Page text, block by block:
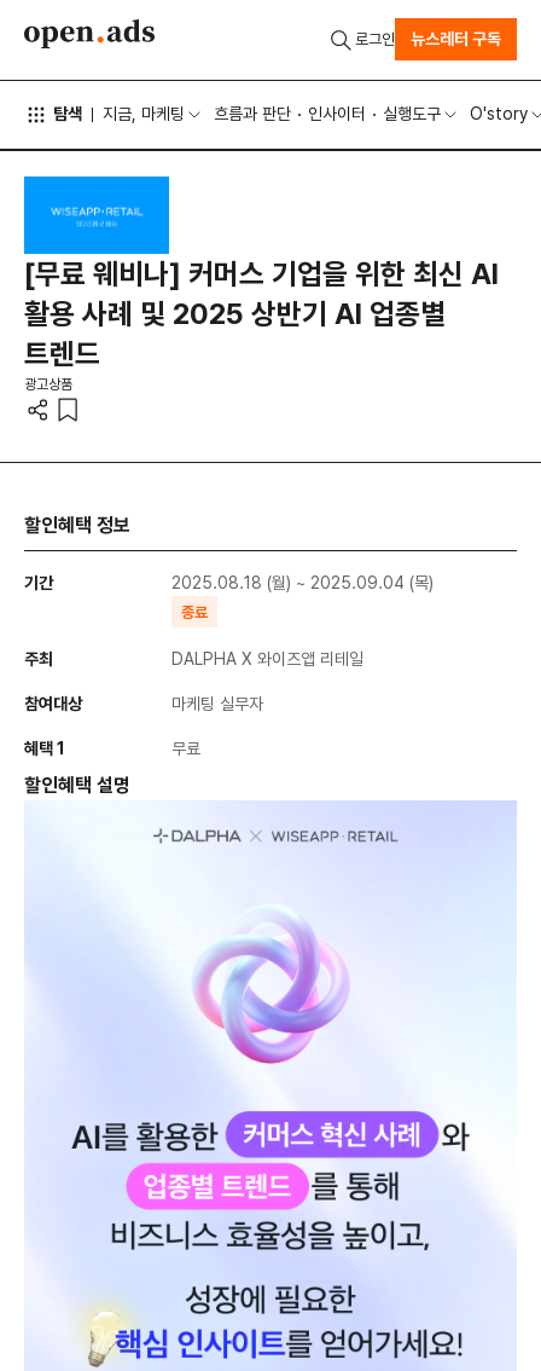
탐색 지금, 마케팅 흐름과 판단 인사이터 실행도구 O'story
로그인 뉴스레터 구독
[무료 웨비나] 커머스 기업을 위한 최신 AI
활용 사례 및 2025 상반기 AI 업종별
트렌드
광고상품
할인혜택 정보
기간 2025.08.18 (월) ~ 2025.09.04 (목)
종료
주최 DALPHA X 와이즈앱 리테일
참여대상 마케팅 실무자
혜택 1 무료
할인혜택 설명